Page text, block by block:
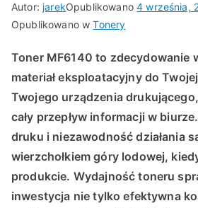
Autor: jarekOpublikowano4 września,
Opublikowano wTonery
Toner MF6140 to zdecydowanie
materiał eksploatacyjny do
Twojego urządzenia
cały przepływ informacji w
druku i niezawodność działania
wierzchołkiem góry lodowej,
produkcie. Wydajność toneru
inwestycja nie tylko efektywna